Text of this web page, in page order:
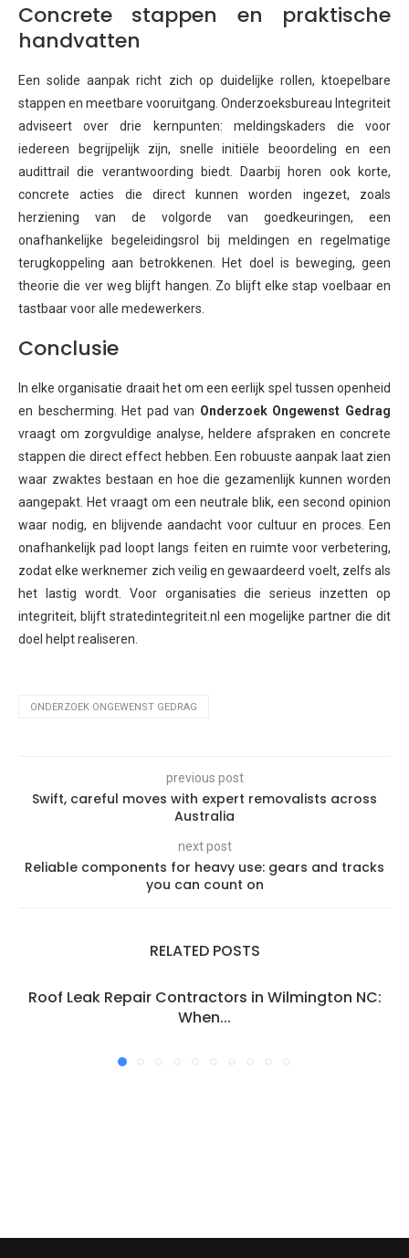
Concrete stappen en praktische
handvatten
Een solide aanpak richt zich op duidelijke rollen, ktoepelbare
stappen en meetbare vooruitgang. Onderzoeksbureau Integriteit
adviseert over drie kernpunten: meldingskaders die voor
iedereen begrijpelijk zijn, snelle initiële beoordeling en een
audittrail die verantwoording biedt. Daarbij horen ook korte,
concrete acties die direct kunnen worden ingezet, zoals
herziening van de volgorde van goedkeuringen, een
onafhankelijke begeleidingsrol bij meldingen en regelmatige
terugkoppeling aan betrokkenen. Het doel is beweging, geen
theorie die ver weg blijft hangen. Zo blijft elke stap voelbaar en
tastbaar voor alle medewerkers.
Conclusie
In elke organisatie draait het om een eerlijk spel tussen openheid
en bescherming. Het pad van Onderzoek Ongewenst Gedrag
vraagt om zorgvuldige analyse, heldere afspraken en concrete
stappen die direct effect hebben. Een robuuste aanpak laat zien
waar zwaktes bestaan en hoe die gezamenlijk kunnen worden
aangepakt. Het vraagt om een neutrale blik, een second opinion
waar nodig, en blijvende aandacht voor cultuur en proces. Een
onafhankelijk pad loopt langs feiten en ruimte voor verbetering,
zodat elke werknemer zich veilig en gewaardeerd voelt, zelfs als
het lastig wordt. Voor organisaties die serieus inzetten op
integriteit, blijft stratedintegriteit.nl een mogelijke partner die dit
doel helpt realiseren.
ONDERZOEK ONGEWENST GEDRAG
previous post
Swift, careful moves with expert removalists across
Australia
next post
Reliable components for heavy use: gears and tracks
you can count on
RELATED POSTS
Roof Leak Repair Contractors in Wilmington NC:
When...